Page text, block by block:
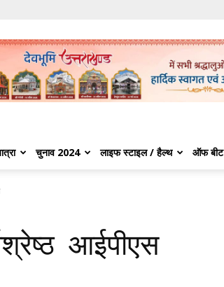
चुनाव 2024 लाइफ स्टाइल / हैल्थ ऑफ बीट
आईपीएस